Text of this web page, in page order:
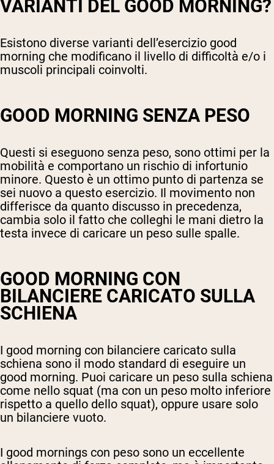
VARIANTI DEL GOOD MORNING?
Esistono diverse varianti dell’esercizio good
morning che modificano il livello di difficoltà e/o i
muscoli principali coinvolti.
GOOD MORNING SENZA PESO
Questi si eseguono senza peso, sono ottimi per la
mobilità e comportano un rischio di infortunio
minore. Questo è un ottimo punto di partenza se
sei nuovo a questo esercizio. Il movimento non
differisce da quanto discusso in precedenza,
cambia solo il fatto che colleghi le mani dietro la
testa invece di caricare un peso sulle spalle.
GOOD MORNING CON
BILANCIERE CARICATO SULLA
SCHIENA
I good morning con bilanciere caricato sulla
schiena sono il modo standard di eseguire un
good morning. Puoi caricare un peso sulla schiena
come nello squat (ma con un peso molto inferiore
rispetto a quello dello squat), oppure usare solo
un bilanciere vuoto.
I good mornings con peso sono un eccellente